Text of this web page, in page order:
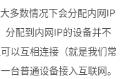
多数情况下会分配内网IP
分配到内网IP的设备并不
以互相连接（就是我们常
台普通设备接入互联网。